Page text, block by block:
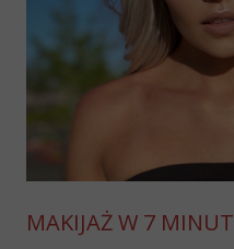
MAKIJAŻ W 7 MINUT